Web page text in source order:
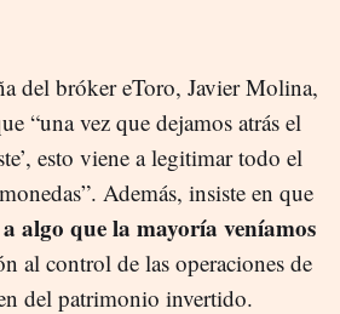
del bróker eToro, Javier Molina,
“una vez que dejamos atrás el
esto viene a legitimar todo el
Además, insiste en que
algo que la mayoría veníamos
al control de las operaciones de
del patrimonio invertido.